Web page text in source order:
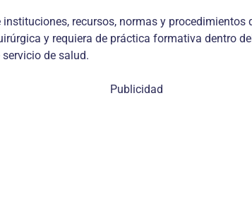
recursos, normas y
y requiera de práctica formativa dentro
de salud.
Publicidad